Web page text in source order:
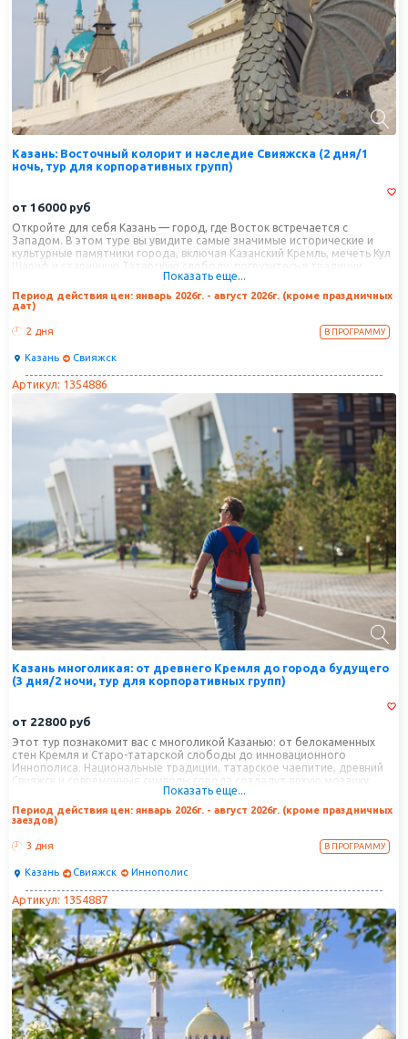
Казань: Восточный колорит и наследие Свияжска (2 дня/1
ночь, тур для корпоративных групп)
от 16000 руб
Откройте для себя Казань — город, где Восток встречается с
Западом. В этом туре вы увидите самые значимые исторические и
культурные памятники города, включая Казанский Кремль, мечеть Кул
Шариф и старинную Татарскую слободу, погрузитесь в традиции
татарской кухни и обычаев. В завершение путешествия вы посетите
Свияжск — древний город, основанный Иваном Грозным, где вы
насладитесь его природными красотами и уникальной историей.
Показать еще...
Период действия цен: январь 2026г. - август 2026г. (кроме праздничных
дат)
2 дня В ПРОГРАММУ
Казань Свияжск
Артикул: 1354886
Казань многоликая: от древнего Кремля до города будущего
(3 дня/2 ночи, тур для корпоративных групп)
от 22800 руб
Этот тур познакомит вас с многоликой Казанью: от белокаменных
стен Кремля и Старо-татарской слободы до инновационного
Иннополиса. Национальные традиции, татарское чаепитие, древний
Свияжск и современные символы города создадут яркую мозаику
Показать еще...
Период действия цен: январь 2026г. - август 2026г. (кроме праздничных
заездов)
3 дня В ПРОГРАММУ
Казань Свияжск Иннополис
Артикул: 1354887